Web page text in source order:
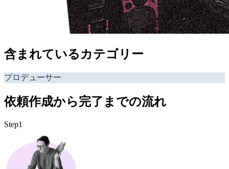
含まれているカテゴリー
プロデューサー
依頼作成から完了までの流れ
Step1